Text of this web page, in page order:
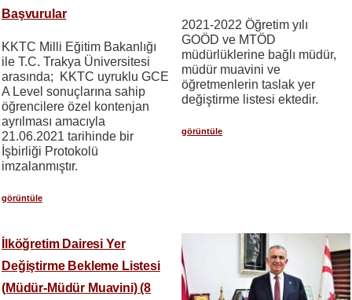
Başvurular
KKTC Milli Eğitim Bakanlığı
ile T.C. Trakya Üniversitesi
arasında; KKTC uyruklu GCE
A Level sonuçlarına sahip
öğrencilere özel kontenjan
ayrılması amacıyla
21.06.2021 tarihinde bir
İşbirliği Protokolü
imzalanmıştır.
görüntüle
2021-2022 Öğretim yılı
GOÖD ve MTÖD
müdürlüklerine bağlı müdür,
müdür muavini ve
öğretmenlerin taslak yer
değiştirme listesi ektedir.
görüntüle
İlköğretim Dairesi Yer
Değiştirme Bekleme Listesi
(Müdür-Müdür Muavini) (8